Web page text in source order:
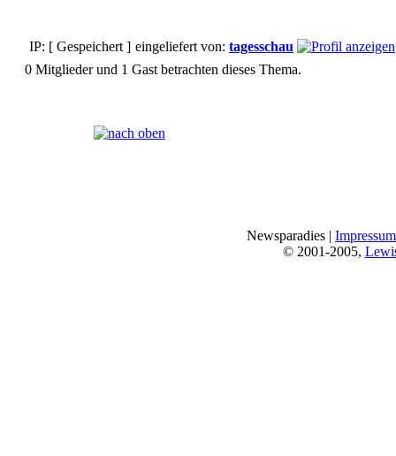
IP: [ Gespeichert ] eingeliefert von: tagesschau
0 Mitglieder und 1 Gast betrachten dieses Thema.
Newsparadies | Impressum
© 2001-2005,